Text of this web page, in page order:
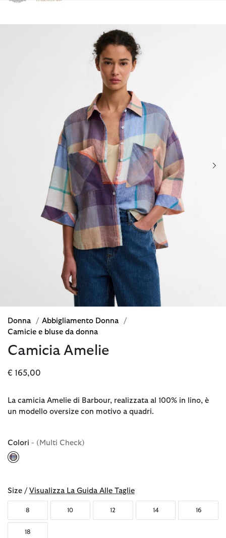
Clicca per visualizzare la nostra Dichiarazione di Accessibilità
Donna / Abbigliamento Donna
/
Camicie e bluse da donna
Camicia Amelie
€ 165,00
La camicia Amelie di Barbour, realizzata al 100% in lino, è
un modello oversize con motivo a quadri.
Colori - (Multi Check)
Size / Visualizza La Guida Alle Taglie
8 10 12 14 16
18